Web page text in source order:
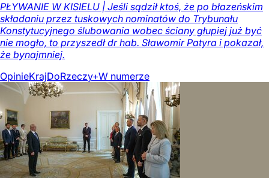
PŁYWANIE W KISIELU | Jeśli sądził ktoś, że po błazeńskim
składaniu przez tuskowych nominatów do Trybunału
Konstytucyjnego ślubowania wobec ściany głupiej już być
nie mogło, to przyszedł dr hab. Sławomir Patyra i pokazał,
że bynajmniej.
OpinieKrajDoRzeczy+W numerze